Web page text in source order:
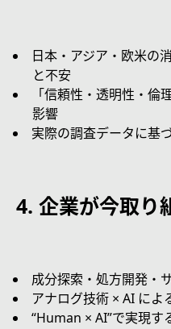
日本・アジア・欧米の
と不安
「信頼性・透明性・倫
影響
実際の調査データに基
4. 企業が今取り
成分探索・処方開発・
アナログ技術 × AI によ
“Human × AI”で実現す